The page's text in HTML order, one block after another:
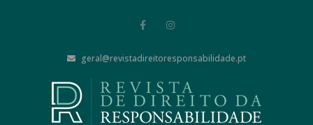
geral@revistadireitoresponsabilidade.pt